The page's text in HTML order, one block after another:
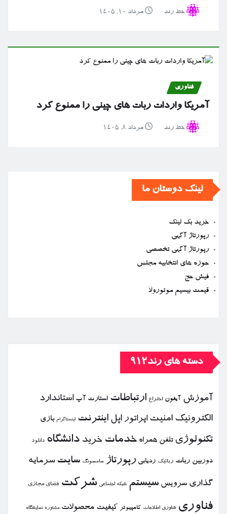
خط رند مرداد ۱۰, ۱۴۰۵
فناوری
آمریکا واردات ربات های چینی را ممنوع کرد
خط رند مرداد ۸, ۱۴۰۵
لینک دوستان ما
خرید بک لینک
رپورتاژ آگهی
رپورتاژ آگهی تخصصی
حوزه های انتخابیه مجلس
فیش حج
قیمت بیسیم موتورولا
دسته های رند912
آموزش آیفون اختراع ارتباطات استارت آپ استاندارد
الكترونیك امنیت اپراتور اپل اینترنت اینستاگرام بازی
تكنولوژی تلفن همراه خدمات خرید دانشگاه دانلود
دوربین ربات رباتیك ردیابی رپورتاژ سامسونگ سایت سرمایه
گذاری سرویس سیستم شبكه اجتماعی شركت فضای مجازی
فناوری فناوری اطلاعات كامپیوتر كیفیت محصولات مشاوره نمایشگاه